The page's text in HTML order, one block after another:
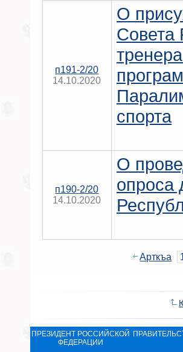
п191-2/20
14.10.2020
О
Совета
спорта
п190-2/20
14.10.2020
О
опроса
Арткъа
ПРЕЗИДЕНТ РОССИЙСКОЙ
ФЕДЕРАЦИИ